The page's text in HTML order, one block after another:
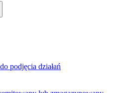
podjęcia działań